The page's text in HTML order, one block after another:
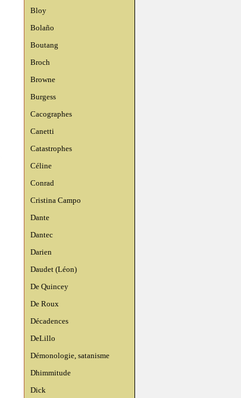
Bloy
Bolaño
Boutang
Broch
Browne
Burgess
Cacographes
Canetti
Catastrophes
Céline
Conrad
Cristina Campo
Dante
Dantec
Darien
Daudet (Léon)
De Quincey
De Roux
Décadences
DeLillo
Démonologie, satanisme
Dhimmitude
Dick